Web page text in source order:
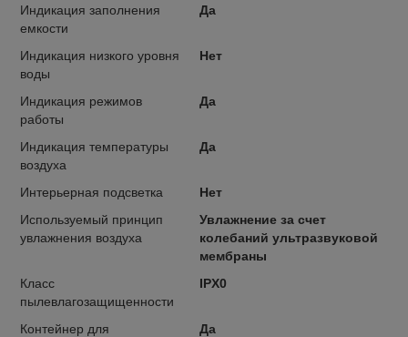
Индикация заполнения
емкости
Да
Индикация низкого уровня
воды
Нет
Индикация режимов
работы
Да
Индикация температуры
воздуха
Да
Интерьерная подсветка
Нет
Используемый принцип
увлажнения воздуха
Увлажнение за счет
колебаний ультразвуковой
мембраны
Класс
пылевлагозащищенности
IPX0
Контейнер для
Да